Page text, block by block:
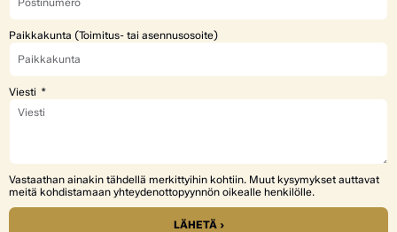
Paikkakunta (Toimitus- tai asennusosoite)
Viesti
Vastaathan ainakin tähdellä merkittyihin kohtiin. Muut kysymykset auttavat
meitä kohdistamaan yhteydenottopyynnön oikealle henkilölle.
LÄHETÄ ›